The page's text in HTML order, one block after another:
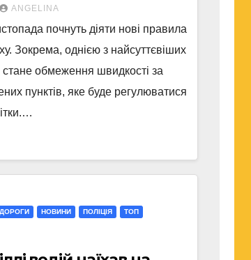
ANGELINA
почнуть діяти нові правила
Зокрема, однією з найсуттєвіших
стане обмеження швидкості за
пунктів, яке буде регулюватися
ДОРОГИ НОВИНИ ПОЛІЦІЯ ТОП